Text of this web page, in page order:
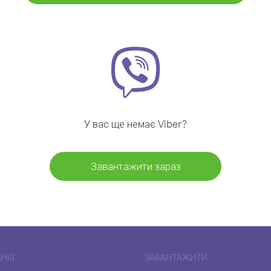
У вас ще немає Viber?
Завантажити зараз
ЗАВАНТАЖИТИ